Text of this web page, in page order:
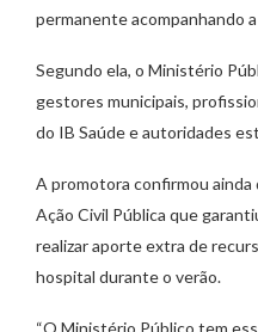
permanente acompanhando
Segundo ela, o Ministério
gestores municipais,
do IB Saúde e autoridades
A promotora confirmou ainda
Ação Civil Pública que
realizar aporte extra de
hospital durante o verão.